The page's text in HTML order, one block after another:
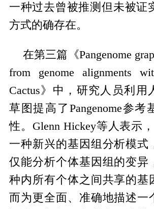
一种过去曾被推测但未被证
方式的确存在。
在第三篇《Pangenome
from genome alignments
Cactus》中，研究人员利用
草图提高了Pangenome参考
性。Glenn Hickey等人表示，
一种新兴的基因组分析模式
仅能分析个体基因组的变异
种内所有个体之间共享的基
而为更全面、准确地描述一